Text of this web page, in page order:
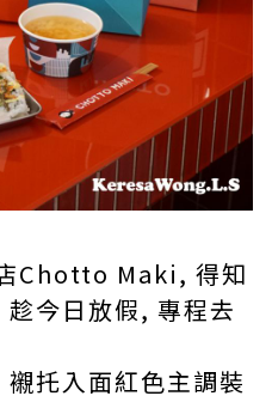
Chotto Maki, 得知
今日放假, 專程去
托入面紅色主調裝